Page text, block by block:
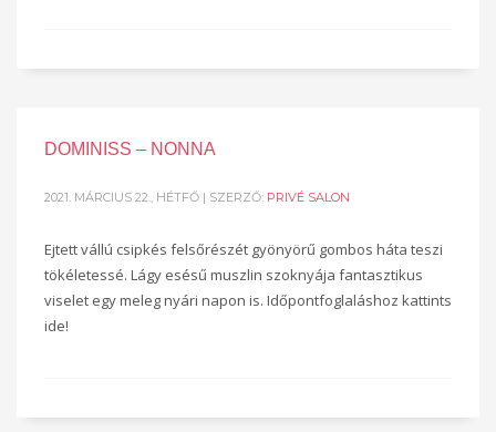
DOMINISS – NONNA
2021. MÁRCIUS 22., HÉTFŐ | SZERZŐ: PRIVÉ SALON
Ejtett vállú csipkés felsőrészét gyönyörű gombos háta teszi
tökéletessé. Lágy esésű muszlin szoknyája fantasztikus
viselet egy meleg nyári napon is. Időpontfoglaláshoz kattints
ide!